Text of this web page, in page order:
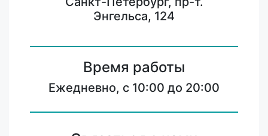
Энгельса, 124
Время работы
Ежедневно, с 10:00 до 20:00